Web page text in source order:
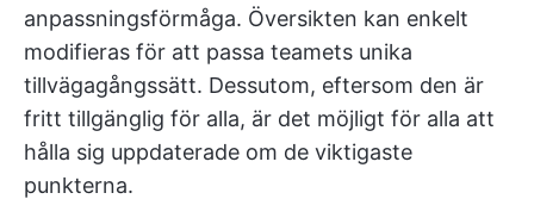
anpassningsförmåga. Översikten kan enkelt
modifieras för att passa teamets unika
tillvägagångssätt. Dessutom, eftersom den är
fritt tillgänglig för alla, är det möjligt för alla att
hålla sig uppdaterade om de viktigaste
punkterna.